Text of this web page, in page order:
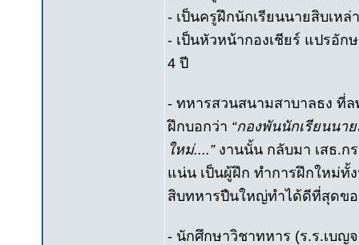
- เป็นครูฝึกนักเรียนนายสิบเห
- เป็นหัวหน้ากองเชียร์ แปรอั
4 ปี
- ทหารสวนสนามสาบาลธง ที่
ฝึกบอกว่า “กองพันนักเรียนนา
ใหม่....” งานนั้น กลับมา เสธ.ก
แน่น เป็นผู้ฝึก ทำการฝึกใหม่ทั้
สิบทหารปืนใหญ่ทำได้ดีที่สุดข
- นักศึกษาวิชาทหาร (ร.ร.เบ